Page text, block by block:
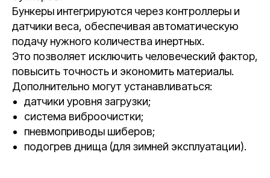
Бункеры интегрируются через контроллеры и
датчики веса, обеспечивая автоматическую
подачу нужного количества инертных.
Это позволяет исключить человеческий фактор,
повысить точность и экономить материалы.
Дополнительно могут устанавливаться:
датчики уровня загрузки;
система виброочистки;
пневмоприводы шиберов;
подогрев днища (для зимней эксплуатации).